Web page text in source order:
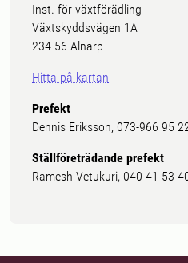
Inst. för växtförädling
Växtskyddsvägen 1A
234 56 Alnarp
Hitta på kartan
Prefekt
Dennis Eriksson, 073-966 95
Ställföreträdande prefekt
Ramesh Vetukuri, 040-41 53